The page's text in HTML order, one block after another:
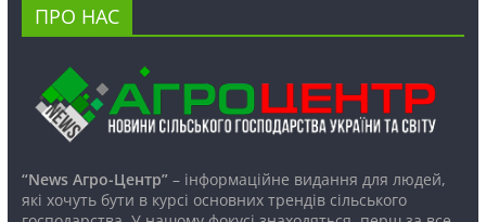
ПРО НАС
“News Агро-Центр”– інформаційне видання для людей,
які хочуть бути в курсі основних трендів сільського